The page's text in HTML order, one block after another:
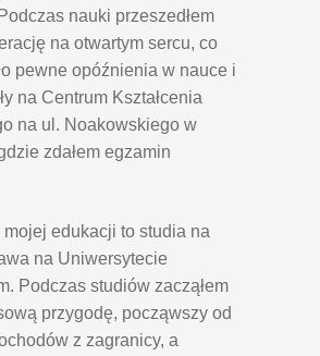
nauki przeszedłem
na otwartym sercu, co
pewne opóźnienia w nauce i
na Centrum Kształcenia
na ul. Noakowskiego w
zdałem egzamin
mojej edukacji to studia na
na Uniwersytecie
Podczas studiów zacząłem
przygodę, począwszy od
z zagranicy, a